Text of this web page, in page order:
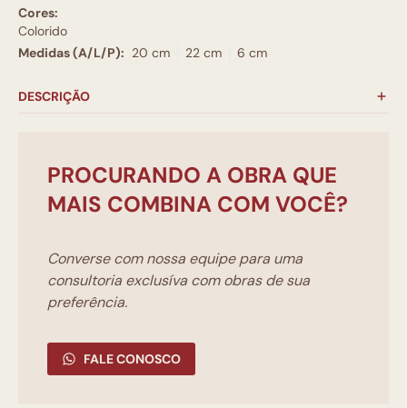
Cores:
Colorido
Medidas (A/L/P): 20 cm 22 cm 6 cm
DESCRIÇÃO
PROCURANDO A OBRA QUE
MAIS COMBINA COM VOCÊ?
Converse com nossa equipe para uma
consultoria exclusíva com obras de sua
preferência.
FALE CONOSCO